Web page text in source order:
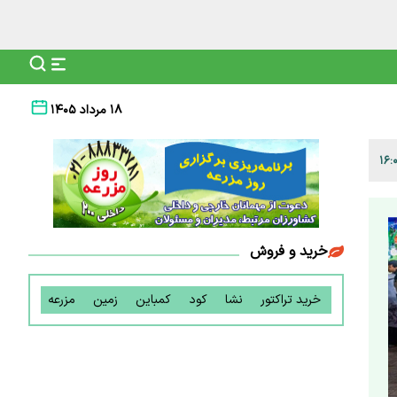
۱۸ مرداد ۱۴۰۵
خرید و فروش
خرید تراکتور نشا کود کمباین زمین مزرعه